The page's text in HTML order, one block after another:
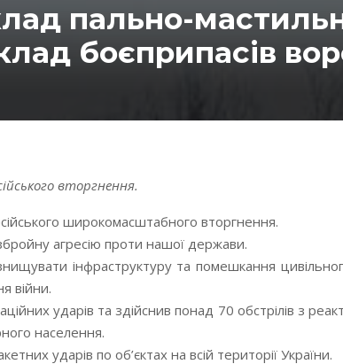
пально-
боєприпасів
вторгнення.
широкомасштабного вторгнення.
агресію проти нашої держави.
інфраструктуру та помешкання
війни.
ударів та здійснив понад 70 обстрілів з
населення.
ударів по об’єктах на всій території України.